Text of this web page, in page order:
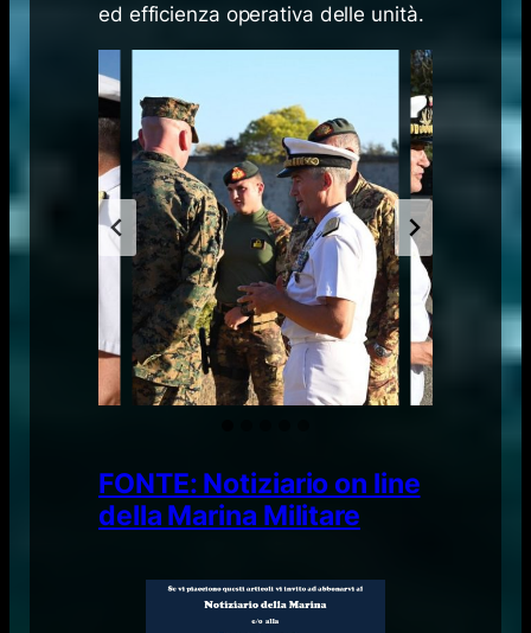
ed efficienza operativa delle unità.
FONTE: Notiziario on line
della Marina Militare